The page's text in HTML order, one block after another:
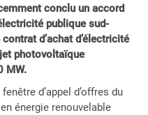
conclu un accord
publique sud-
d’achat d’électricité
photovoltaïque
MW.
d’appel d’offres du
énergie renouvelable